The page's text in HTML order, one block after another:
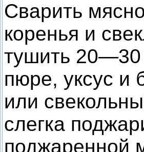
Сварить
коренья и
тушить 20—30
пюре, уксус и
или
слегка
поджаренной